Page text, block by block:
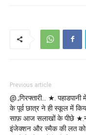
Previous article
@.;गिरफ्तारी… ★. पहाडपानी
के पूर्व छात्र ने ही स्कूल में
साफ़ आज सलाखों के पीछे
इंजेक्शन और स्मैक की लत को